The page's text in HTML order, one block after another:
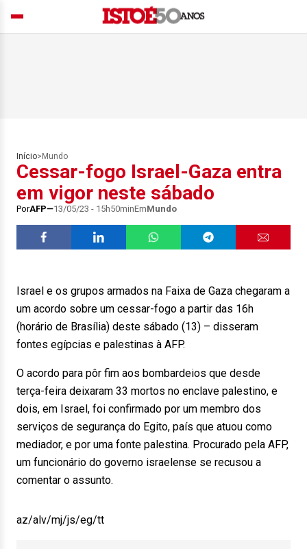
Início> Mundo
Cessar-fogo Israel-Gaza entra
em vigor neste sábado
PorAFP 13/05/23 - 15h50minEmMundo
Israel e os grupos armados na Faixa de Gaza chegaram a
um acordo sobre um cessar-fogo a partir das 16h
(horário de Brasília) deste sábado (13) – disseram
fontes egípcias e palestinas à AFP.
O acordo para pôr fim aos bombardeios que desde
terça-feira deixaram 33 mortos no enclave palestino, e
dois, em Israel, foi confirmado por um membro dos
serviços de segurança do Egito, país que atuou como
mediador, e por uma fonte palestina. Procurado pela AFP,
um funcionário do governo israelense se recusou a
comentar o assunto.
az/alv/mj/js/eg/tt